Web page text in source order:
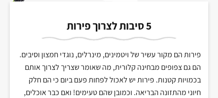
5 סיבות לצרוך פירות
פירות הם מקור עשיר של ויטמינים, מינרלים, נוגדי חמצון וסיבים.
הם גם צפופים מבחינה קלורית, מה שאומר שצריך לצרוך אותם
בכמויות קטנות. פירות יש לאכול לפחות פעם ביום כי הם חלק
חיוני מהתזונה הבריאה. וכמובן שהם טעימים! ואם כבר אוכלים,